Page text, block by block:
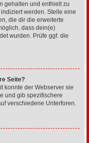
gehalten und enthielt zu
werden. Stelle eine
die dir die erweiterte
dass dein(e)
wurden. Prüfe ggf. die
Seite?
konnte der Webserver sie
und gib spezifischere
verschiedene Unterforen.